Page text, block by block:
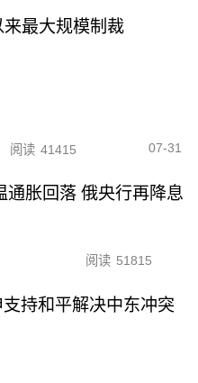
最大规模制裁
阅读 41415 07-31
通胀回落 俄央行再降息
阅读 51815
持和平解决中东冲突